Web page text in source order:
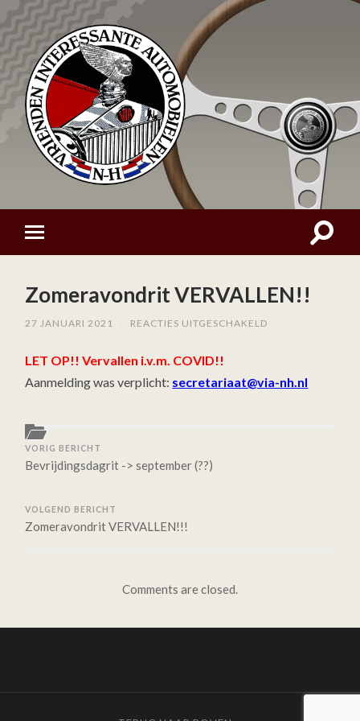
Zomeravondrit VERVALLEN!!
27 JANUARI 2021 REACTIES UITGESCHAKELD
LET OP!! Vervallen i.v.m. COVID!!
Aanmelding was verplicht: secretariaat@via-nh.nl
VORIG BERICHT
Bevrijdingsdagrit -> september (??)
VOLGEND BERICHT
Zomeravondrit VERVALLEN!!!
Comments are closed.